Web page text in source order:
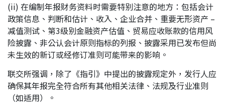
(ii) 在编制年报财务资料时需要特别注意的地方：包括会计
政策信息、判断和估计、收入、企业合并、重要无形资产 –
减值测试、第3级别金融资产估值、贸易应收账款的信用风
险披露、非公认会计原则指标的列报、披露采用已发布但尚
未生效的新订或经修订准则可能带来的影响。
联交所强调，除了《指引》中提出的披露规定外，发行人应
确保其年报完全符合所有其他相关法律、法规及行业准则
（如适用）。